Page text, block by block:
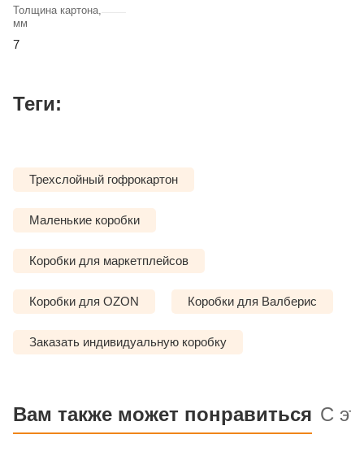
Толщина картона,
мм
7
Теги:
Трехслойный гофрокартон
Маленькие коробки
Коробки для маркетплейсов
Коробки для OZON Коробки для Валберис
Заказать индивидуальную коробку
Вам также может понравиться С